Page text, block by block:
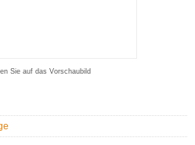
Sie auf das Vorschaubild